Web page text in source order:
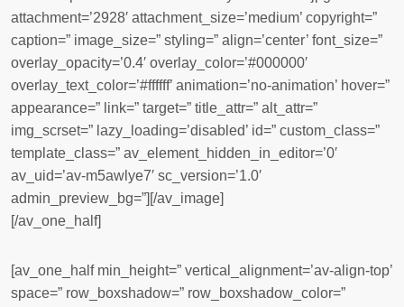
attachment=’2928′ attachment_size=’medium’ copyright=”
caption=” image_size=” styling=” align=’center’ font_size=”
overlay_opacity=’0.4′ overlay_color=’#000000′
overlay_text_color=’#ffffff’ animation=’no-animation’ hover=”
appearance=” link=” target=” title_attr=” alt_attr=”
img_scrset=” lazy_loading=’disabled’ id=” custom_class=”
template_class=” av_element_hidden_in_editor=’0′
av_uid=’av-m5awlye7′ sc_version=’1.0′
admin_preview_bg=”][/av_image]
[/av_one_half]
[av_one_half min_height=” vertical_alignment=’av-align-top’
space=” row_boxshadow=” row_boxshadow_color=”